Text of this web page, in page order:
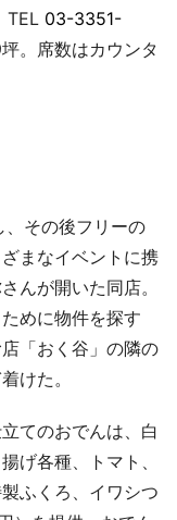
TEL 03-3351-
。席数はカウンタ
その後フリーの
まなイベントに携
んが開いた同店。
めに物件を探す
「おく谷」の隣の
けた。
てのおでんは、白
げ各種、トマト、
ふくろ、イワシつ